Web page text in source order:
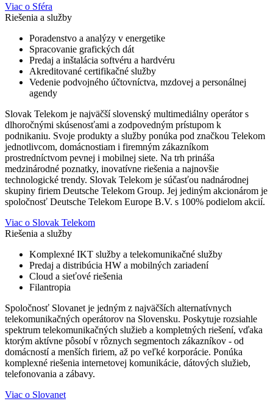
Viac o Sféra
Riešenia a služby
Poradenstvo a analýzy v energetike
Spracovanie grafických dát
Predaj a inštalácia softvéru a hardvéru
Akreditované certifikačné služby
Vedenie podvojného účtovníctva, mzdovej a personálnej
agendy
Slovak Telekom je najväčší slovenský multimediálny operátor s
dlhoročnými skúsenosťami a zodpovedným prístupom k
podnikaniu. Svoje produkty a služby ponúka pod značkou Telekom
jednotlivcom, domácnostiam i firemným zákazníkom
prostredníctvom pevnej i mobilnej siete. Na trh prináša
medzinárodné poznatky, inovatívne riešenia a najnovšie
technologické trendy. Slovak Telekom je súčasťou nadnárodnej
skupiny firiem Deutsche Telekom Group. Jej jediným akcionárom je
spoločnosť Deutsche Telekom Europe B.V. s 100% podielom akcií.
Viac o Slovak Telekom
Riešenia a služby
Komplexné IKT služby a telekomunikačné služby
Predaj a distribúcia HW a mobilných zariadení
Cloud a sieťové riešenia
Filantropia
Spoločnosť Slovanet je jedným z najväčších alternatívnych
telekomunikačných operátorov na Slovensku. Poskytuje rozsiahle
spektrum telekomunikačných služieb a kompletných riešení, vďaka
ktorým aktívne pôsobí v rôznych segmentoch zákazníkov - od
domácností a menších firiem, až po veľké korporácie. Ponúka
komplexné riešenia internetovej komunikácie, dátových služieb,
telefonovania a zábavy.
Viac o Slovanet